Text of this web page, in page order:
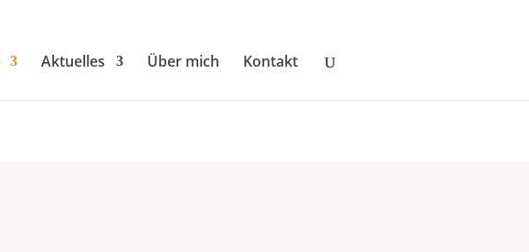
Aktuelles Über mich Kontakt